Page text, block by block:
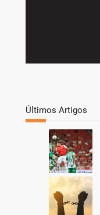
Últimos Artigos